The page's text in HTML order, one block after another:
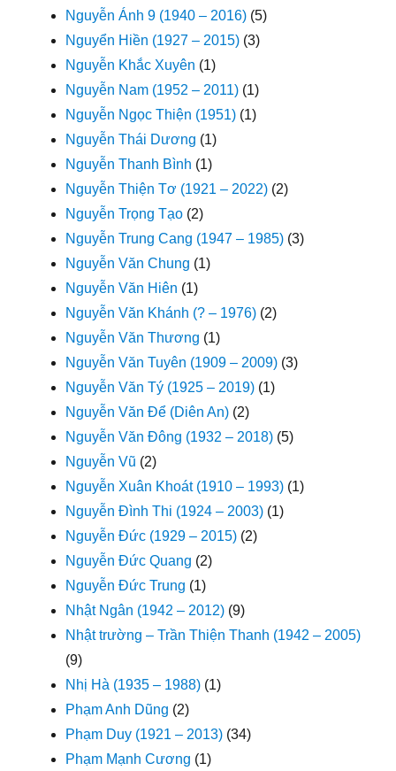
Nguyễn Ánh 9 (1940 – 2016) (5)
Nguyển Hiền (1927 – 2015) (3)
Nguyễn Khắc Xuyên (1)
Nguyễn Nam (1952 – 2011) (1)
Nguyễn Ngọc Thiện (1951) (1)
Nguyễn Thái Dương (1)
Nguyễn Thanh Bình (1)
Nguyễn Thiện Tơ (1921 – 2022) (2)
Nguyễn Trọng Tạo (2)
Nguyễn Trung Cang (1947 – 1985) (3)
Nguyễn Văn Chung (1)
Nguyễn Văn Hiên (1)
Nguyễn Văn Khánh (? – 1976) (2)
Nguyễn Văn Thương (1)
Nguyễn Văn Tuyên (1909 – 2009) (3)
Nguyễn Văn Tý (1925 – 2019) (1)
Nguyễn Văn Để (Diên An) (2)
Nguyễn Văn Đông (1932 – 2018) (5)
Nguyễn Vũ (2)
Nguyễn Xuân Khoát (1910 – 1993) (1)
Nguyễn Đình Thi (1924 – 2003) (1)
Nguyễn Đức (1929 – 2015) (2)
Nguyễn Đức Quang (2)
Nguyễn Đức Trung (1)
Nhật Ngân (1942 – 2012) (9)
Nhật trường – Trần Thiện Thanh (1942 – 2005)
(9)
Nhị Hà (1935 – 1988) (1)
Phạm Anh Dũng (2)
Phạm Duy (1921 – 2013) (34)
Phạm Mạnh Cương (1)